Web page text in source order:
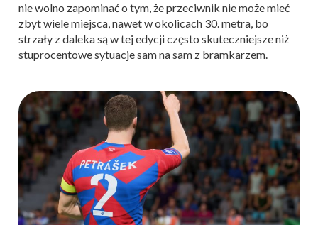
nie wolno zapominać o tym, że przeciwnik nie może mieć
zbyt wiele miejsca, nawet w okolicach 30. metra, bo
strzały z daleka są w tej edycji często skuteczniejsze niż
stuprocentowe sytuacje sam na sam z bramkarzem.